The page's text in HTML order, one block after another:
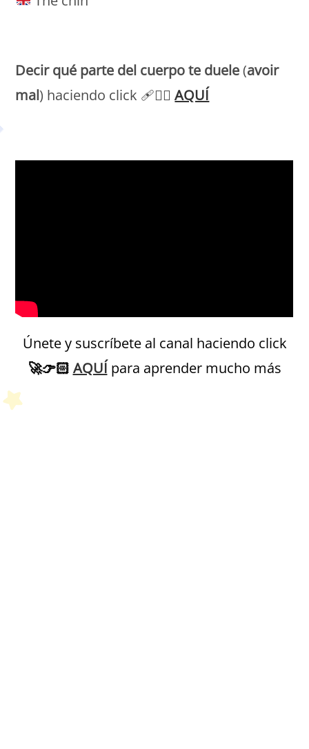
Decir qué parte del cuerpo te duele(avoir
mal) haciendo click 🩹👉🏻AQUÍ
Únete y suscríbete al canal haciendo click
🚀👉🏻 AQUÍ para aprender mucho más